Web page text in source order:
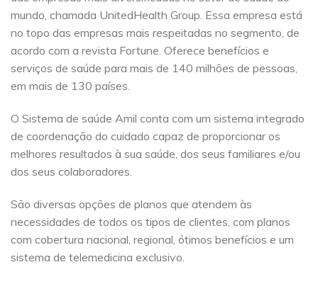
mundo, chamada UnitedHealth Group. Essa empresa está
no topo das empresas mais respeitadas no segmento, de
acordo com a revista Fortune. Oferece benefícios e
serviços de saúde para mais de 140 milhões de pessoas,
em mais de 130 países.
O Sistema de saúde Amil conta com um sistema integrado
de coordenação do cuidado capaz de proporcionar os
melhores resultados à sua saúde, dos seus familiares e/ou
dos seus colaboradores.
São diversas opções de planos que atendem às
necessidades de todos os tipos de clientes, com planos
com cobertura nacional, regional, ótimos benefícios e um
sistema de telemedicina exclusivo.